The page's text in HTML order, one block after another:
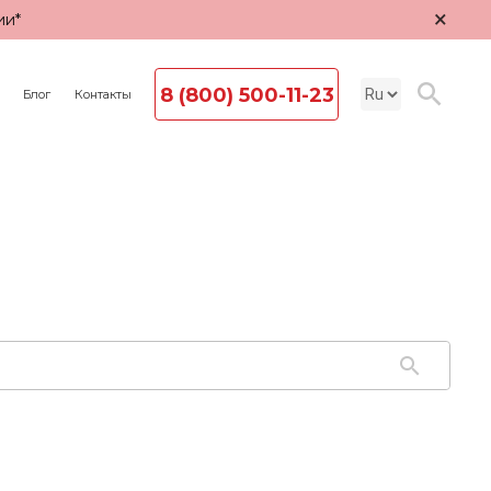
×
Блог Контакты 8 (800) 500-11-23